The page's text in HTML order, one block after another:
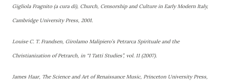
Gigliola Fragnito (a cura di), Church, Censorship and Culture in Early Modern Italy,
Cambridge University Press, 2001.
Louise C. T. Frandsen, Girolamo Malipiero’s Petrarca Spirituale and the
Christianization of Petrarch, in “I Tatti Studies”, vol. 11 (2007).
James Haar, The Science and Art of Renaissance Music, Princeton University Press,